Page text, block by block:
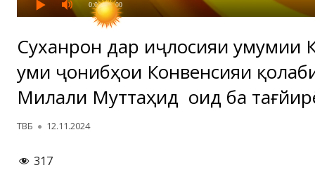
0:00 / 0:00
Суханронӣ дар иҷлосияи умумии
уми ҷонибҳои Конвенсияи
Милали Муттаҳид оид ба
Автор
ТВБ Опубликовано
12.11.2024
317